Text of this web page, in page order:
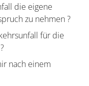
die eigene
zu nehmen ?
für die
nach einem